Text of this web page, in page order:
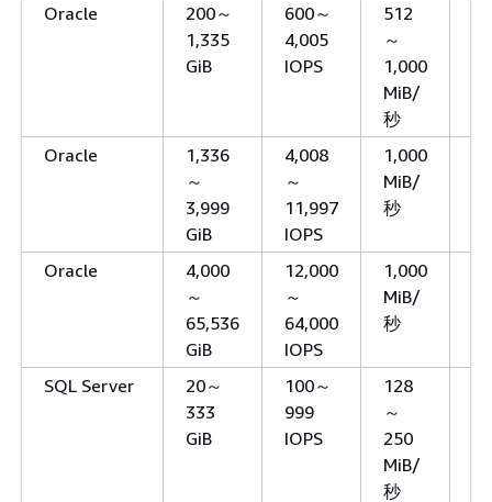
Oracle
200～
1,335
GiB
600～
4,005
IOPS
512
～
1,000
MiB/
秒
Oracle
1,336
～
3,999
GiB
4,008
～
11,997
IOPS
1,000
MiB/
秒
Oracle
4,000
～
65,536
GiB
12,000
～
64,000
IOPS
1,000
MiB/
秒
SQL Server
20～
333
GiB
100～
999
IOPS
128
～
250
MiB/
秒